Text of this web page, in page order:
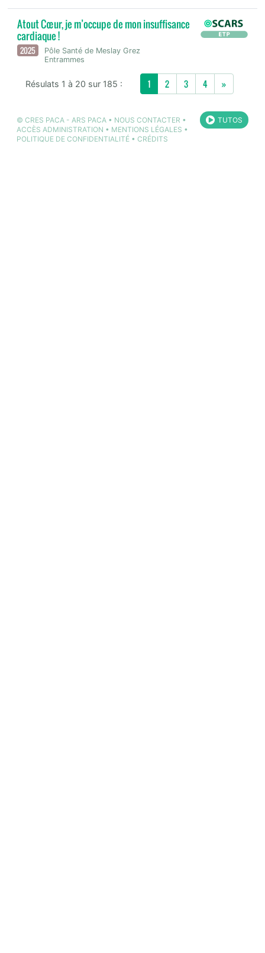
Atout Cœur, je m’occupe de mon insuffisance
cardiaque !
2025
Pôle Santé de Meslay Grez
Entrammes
Résulats 1 à 20 sur 185 : 1 2 3 4 »Next
©CRES PACA -ARS PACA • NOUS CONTACTER •
ACCÈS ADMINISTRATION • MENTIONS LÉGALES •
POLITIQUE DE CONFIDENTIALITÉ •CRÉDITS
TUTOS